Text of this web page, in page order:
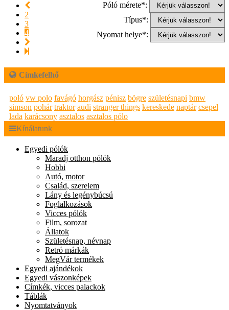
Póló mérete*:
Típus*:
Nyomat helye*:
2
3
4
Címkefelhő
poló vw polo favágó horgász pénisz bögre születésnapi bmw
simson pohár traktor audi stranger things kereskede naptár csepel
lada karácsony asztalos asztalos pólo
Kínálatunk
Egyedi pólók
Maradj otthon pólók
Hobbi
Autó, motor
Család, szerelem
Lány és legénybúcsú
Foglalkozások
Vicces pólók
Film, sorozat
Állatok
Születésnap, névnap
Retró márkák
MegVár termékek
Egyedi ajándékok
Egyedi vászonképek
Címkék, vicces palackok
Táblák
Nyomtatványok